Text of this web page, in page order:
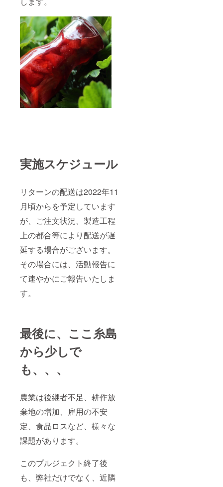
実施スケジュール
リターンの配送は2022年11
月頃からを予定しています
が、ご注文状況、製造工程
上の都合等により配送が遅
延する場合がございます。
その場合には、活動報告に
て速やかにご報告いたしま
す。
最後に、ここ糸島
から少しで
も、、、
農業は後継者不足、耕作放
棄地の増加、雇用の不安
定、食品ロスなど、様々な
課題があります。
このプルジェクト終了後
も、弊社だけでなく、近隣